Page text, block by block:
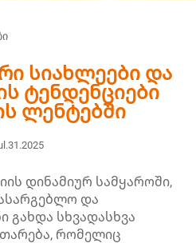
სიახლეები და
ტენდენციები
ლენტებში
დინამიურ სამყაროში,
და
გახდა სხვადასხვა
რომელიც